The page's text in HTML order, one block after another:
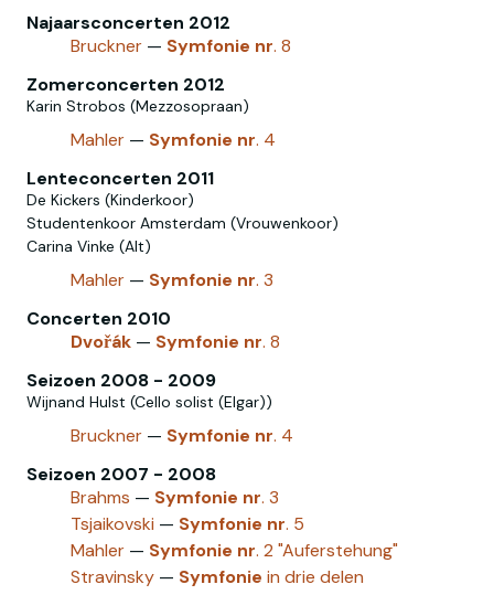
Najaarsconcerten 2012
Bruckner — Symfonie nr. 8
Zomerconcerten 2012
Karin Strobos (Mezzosopraan)
Mahler — Symfonie nr. 4
Lenteconcerten 2011
De Kickers (Kinderkoor)
Studentenkoor Amsterdam (Vrouwenkoor)
Carina Vinke (Alt)
Mahler — Symfonie nr. 3
Concerten 2010
Dvořák — Symfonie nr. 8
Seizoen 2008 - 2009
Wijnand Hulst (Cello solist (Elgar))
Bruckner — Symfonie nr. 4
Seizoen 2007 - 2008
Brahms — Symfonie nr. 3
Tsjaikovski‎ — Symfonie nr. 5
Mahler — Symfonie nr. 2 "Auferstehung"
Stravinsky — Symfonie in drie delen